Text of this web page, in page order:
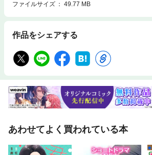
ファイルサイズ
49.77 MB
作品をシェアする
あわせてよく買われている本